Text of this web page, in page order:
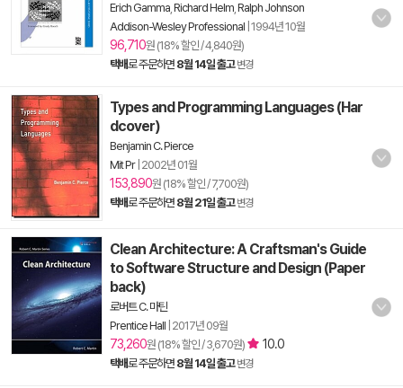
Erich Gamma Richard Helm Ralph Johnson
Addison-Wesley Professional 1994년 10월
96,710원 (18% 할인 / 4,840원)
택배로 주문하면 8월 14일 출고 변경
Types and Programming Languages (Har
dcover)
Benjamin C. Pierce
Mit Pr| 2002년 01월
153,890원 (18% 할인 / 7,700원)
택배로 주문하면 8월 21일 출고 변경
Clean Architecture: A Craftsman's Guide
to Software Structure and Design (Paper
back)
로버트 C. 마틴
Prentice Hall 2017년 09월
73,260원 (18% 할인 / 3,670원) 10.0
택배로 주문하면 8월 14일 출고 변경